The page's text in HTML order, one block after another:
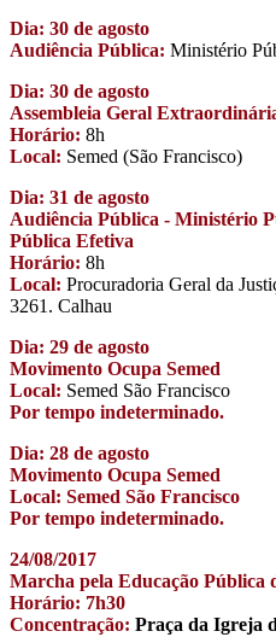
Dia: 30 de agosto
Audiência Pública: Ministério
Dia: 30 de agosto
Assembleia Geral
Horário: 8h
Local: Semed (São Francisco)
Dia: 31 de agosto
Audiência Pública - Ministério
Pública Efetiva
Horário: 8h
Local: Procuradoria Geral da
3261. Calhau
Dia: 29 de agosto
Movimento Ocupa Semed
Local: Semed São Francisco
Por tempo indeterminado.
Dia: 28 de agosto
Movimento Ocupa Semed
Local: Semed São Francisco
Por tempo indeterminado.
24/08/2017
Marcha pela Educação Pública
Horário: 7h30
Concentração: Praça da Igreja